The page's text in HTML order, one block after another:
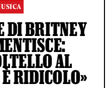
DI BRITNEY
AL
RIDICOLO»